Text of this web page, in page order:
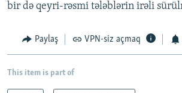
bir də qeyri-rəsmi tələblərin irəli
Paylaş VPN-siz açmaq
This item is part of